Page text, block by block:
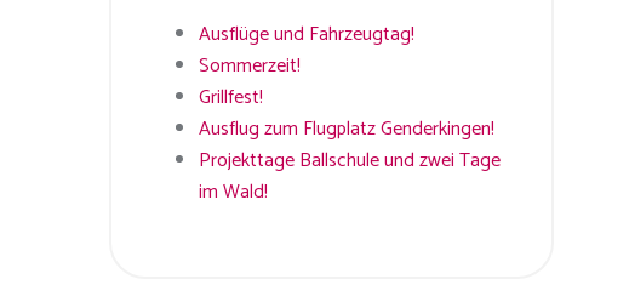
Ausflüge und Fahrzeugtag!
Sommerzeit!
Grillfest!
Ausflug zum Flugplatz Genderkingen!
Projekttage Ballschule und zwei Tage
im Wald!